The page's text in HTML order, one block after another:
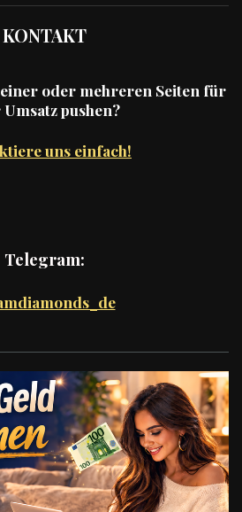
KONTAKT
oder mehreren Seiten für
pushen?
uns einfach!
Telegram: